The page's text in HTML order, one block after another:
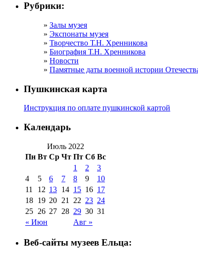
Рубрики:
Залы музея
Экспонаты музея
Творчество Т.Н. Хренникова
Биография Т.Н. Хренникова
Новости
Памятные даты военной истории
Пушкинская карта
Инструкция по оплате пушкинской картой
Календарь
Июль 2022
Пн Вт Ср Чт Пт Сб Вс
« Июн Авг »
1 2
3
4
5 6 7 8 9
10
11
12 13 14 15 16 17
18 19 20 21 22 23 24
25 26 27 28 29 30 31
Веб-сайты музеев Ельца: